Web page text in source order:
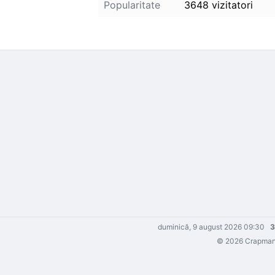
Popularitate 3648 vizitatori
duminică, 9 august 2026 09:30
© 2026